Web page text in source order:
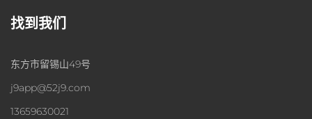
找到我们
东方市留锡山49号
j9app@52j9.com
13659630021